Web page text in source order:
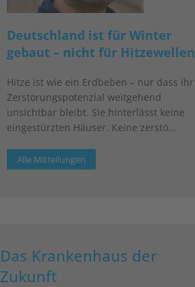
Deutschland ist für Winter
gebaut – nicht für Hitzewellen
Hitze ist wie ein Erdbeben – nur dass ihr
Zerstörungspotenzial weitgehend
unsichtbar bleibt. Sie hinterlässt keine
eingestürzten Häuser. Keine zerstö…
Alle Mitteilungen
Das Krankenhaus der
Zukunft